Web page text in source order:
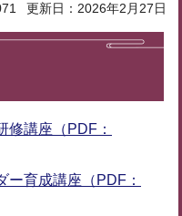
更新日：2026年2月27日
修講座（PDF：
ー育成講座（PDF：